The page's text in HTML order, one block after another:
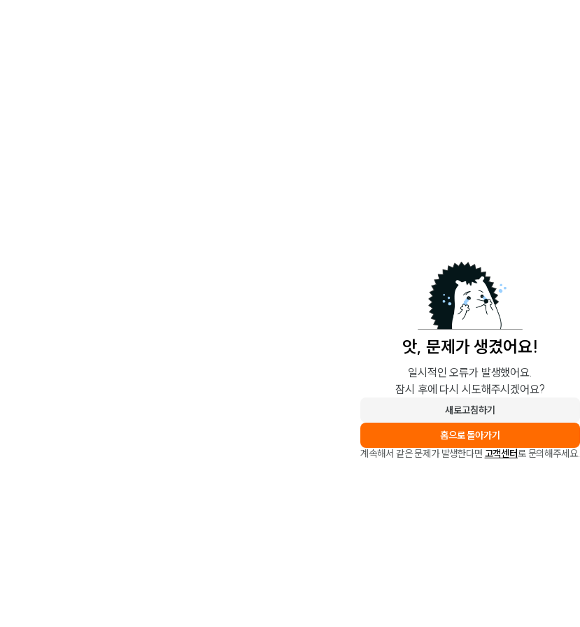
앗, 문제가 생겼어요!
일시적인 오류가 발생했어요.
잠시 후에 다시 시도해주시겠어요?
새로고침하기
홈으로 돌아가기
계속해서 같은 문제가 발생한다면 고객센터로 문의해주세요.